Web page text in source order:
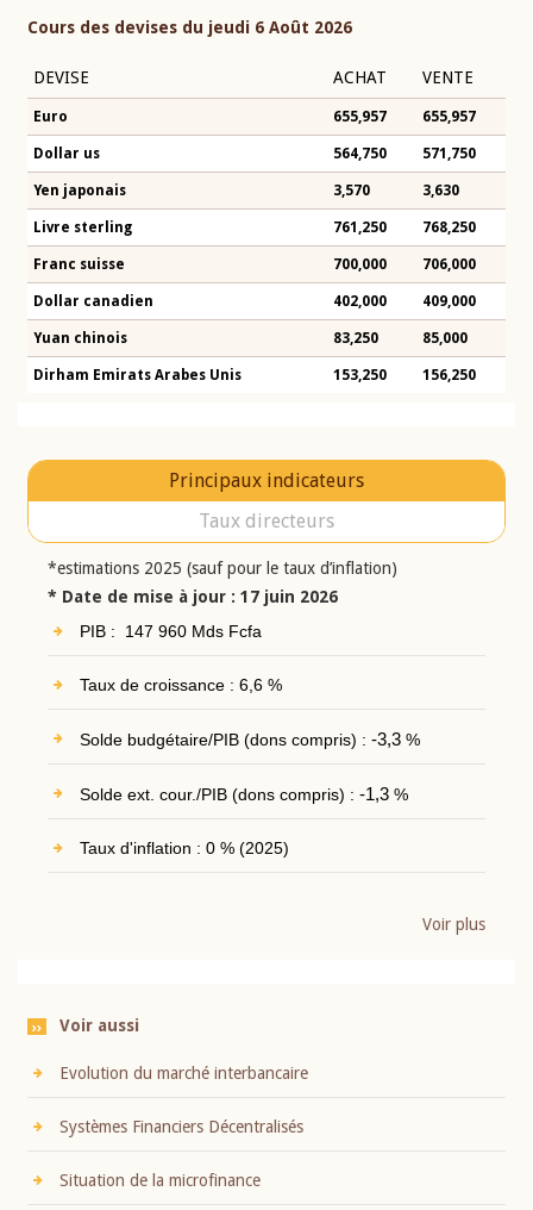
Cours des devises du jeudi 6 Août 2026
DEVISE ACHAT VENTE
Euro 655,957 655,957
Dollar us 564,750 571,750
Yen japonais 3,570 3,630
Livre sterling 761,250 768,250
Franc suisse 700,000 706,000
Dollar canadien 402,000 409,000
Yuan chinois 83,250 85,000
Dirham Emirats Arabes Unis 153,250 156,250
Principaux indicateurs
Taux directeurs
*estimations 2025 (sauf pour le taux d’inflation)
* Date de mise à jour : 17 juin 2026
PIB : 147 960 Mds Fcfa
Taux de croissance : 6,6 %
Solde budgétaire/PIB (dons compris) : -3,3%
Solde ext. cour./PIB (dons compris) : -1,3%
Taux d'inflation : 0 % (2025)
Voir plus
Voir aussi
Evolution du marché interbancaire
Systèmes Financiers Décentralisés
Situation de la microfinance